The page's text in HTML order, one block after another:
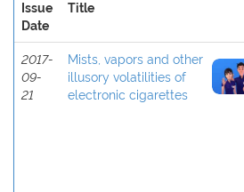
Issue
Date
Title
2017-
09-
21
Mists, vapors and other
illusory volatilities of
electronic cigarettes